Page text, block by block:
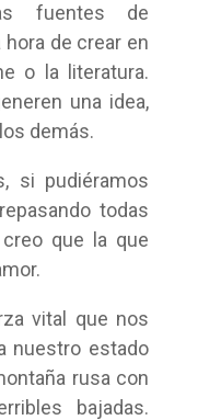
fuentes de
de crear en
o la literatura.
una idea,
demás.
si pudiéramos
todas
que la que
vital que nos
nuestro estado
rusa con
bajadas.